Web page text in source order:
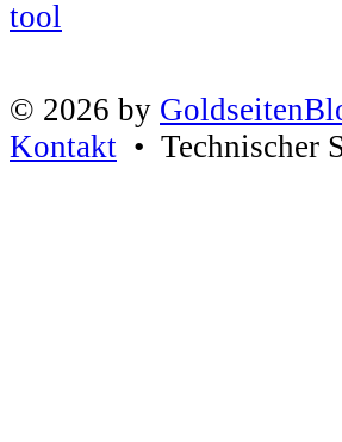
© 2026 by
Kontakt • Technischer